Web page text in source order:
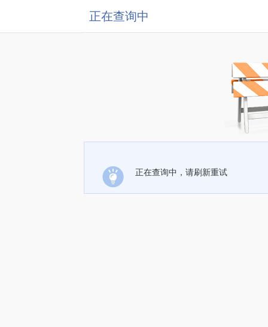
正在查询中
正在查询中，请刷新重试